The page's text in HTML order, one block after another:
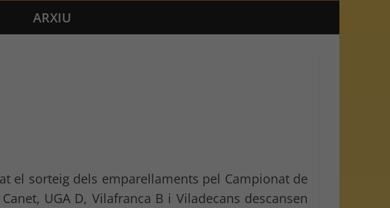
ARXIU
el sorteig dels emparellaments pel Campionat de
UGA D, Vilafranca B i Viladecans descansen